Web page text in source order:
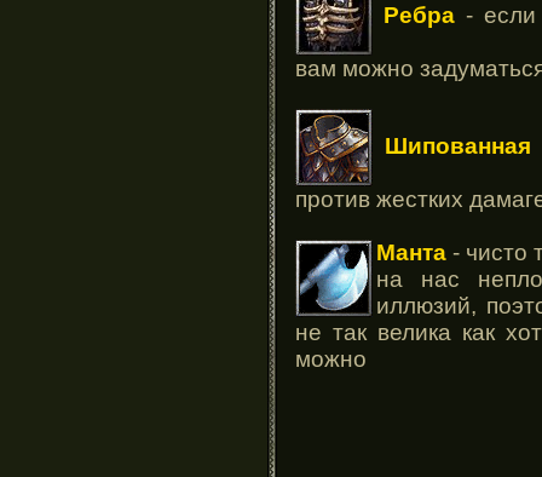
Ребра- если
вам можно
Шипованная
против жестких
Манта - чисто
на нас
иллюзий,
не так велика как
можно